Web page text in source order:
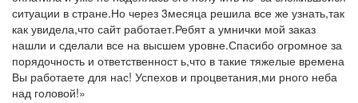
ситуации в стране.Но через 3месяца решила все же узнать,так
как увидела,что сайт работает.Ребят а умнички мой заказ
нашли и сделали все на высшем уровне.Спасибо огромное за
порядочность и ответственност ь,что в такие тяжелые времена
Вы работаете для нас! Успехов и процветания,ми рного неба
над головой!»